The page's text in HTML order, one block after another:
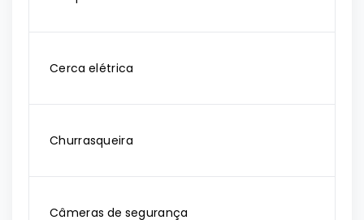
Cerca elétrica
Churrasqueira
Câmeras de segurança